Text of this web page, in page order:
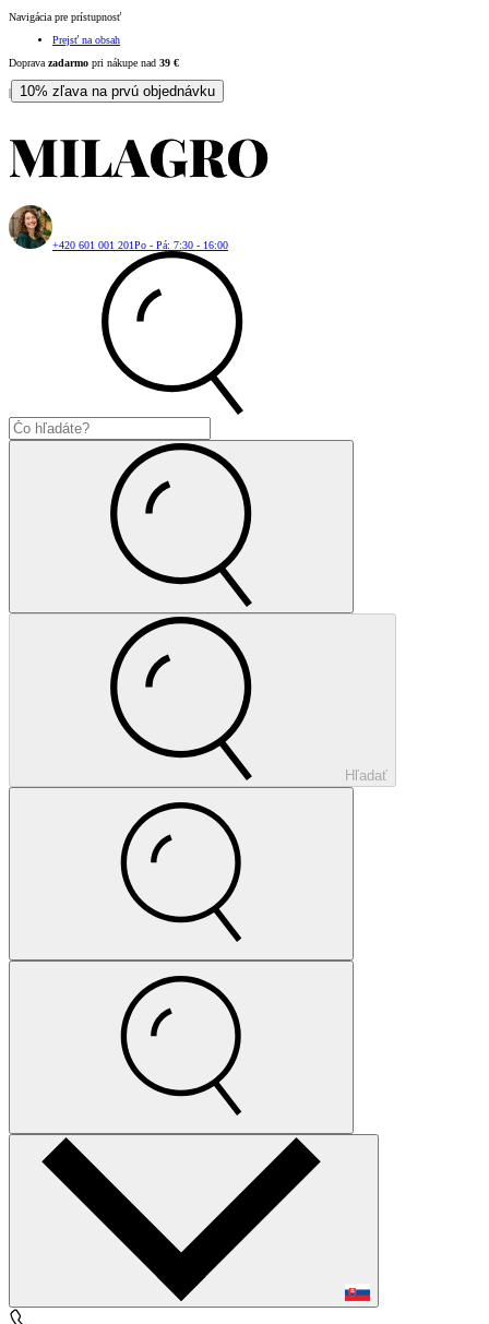
Navigácia pre prístupnosť
Prejsť na obsah
Doprava zadarmo pri nákupe nad 39 €
| 10% zľava na prvú objednávku
+420 601 001 201Po - Pá: 7:30 - 16:00
Hľadať